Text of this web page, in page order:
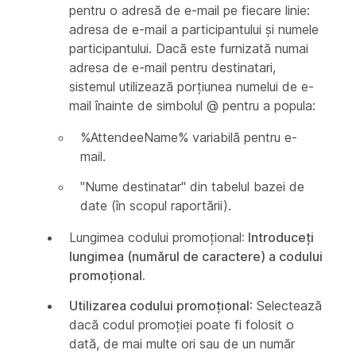
pentru o adresă de e-mail pe fiecare linie:
adresa de e-mail a participantului și numele
participantului. Dacă este furnizată numai
adresa de e-mail pentru destinatari,
sistemul utilizează porțiunea numelui de e-
mail înainte de simbolul @ pentru a popula:
%AttendeeName% variabilă pentru e-
mail.
"Nume destinatar" din tabelul bazei de
date (în scopul raportării).
Lungimea codului promoțional: Introduceți
lungimea (numărul de caractere) a codului
promoțional.
Utilizarea codului promoțional: Selectează
dacă codul promoției poate fi folosit o
dată, de mai multe ori sau de un număr